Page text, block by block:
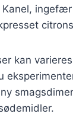
Kanel,
kan